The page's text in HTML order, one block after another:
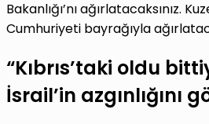
Bakanlığı’nı ağırlatacaksınız.
Cumhuriyeti bayrağıyla
“Kıbrıs’taki oldu
İsrail’in azgınlığını